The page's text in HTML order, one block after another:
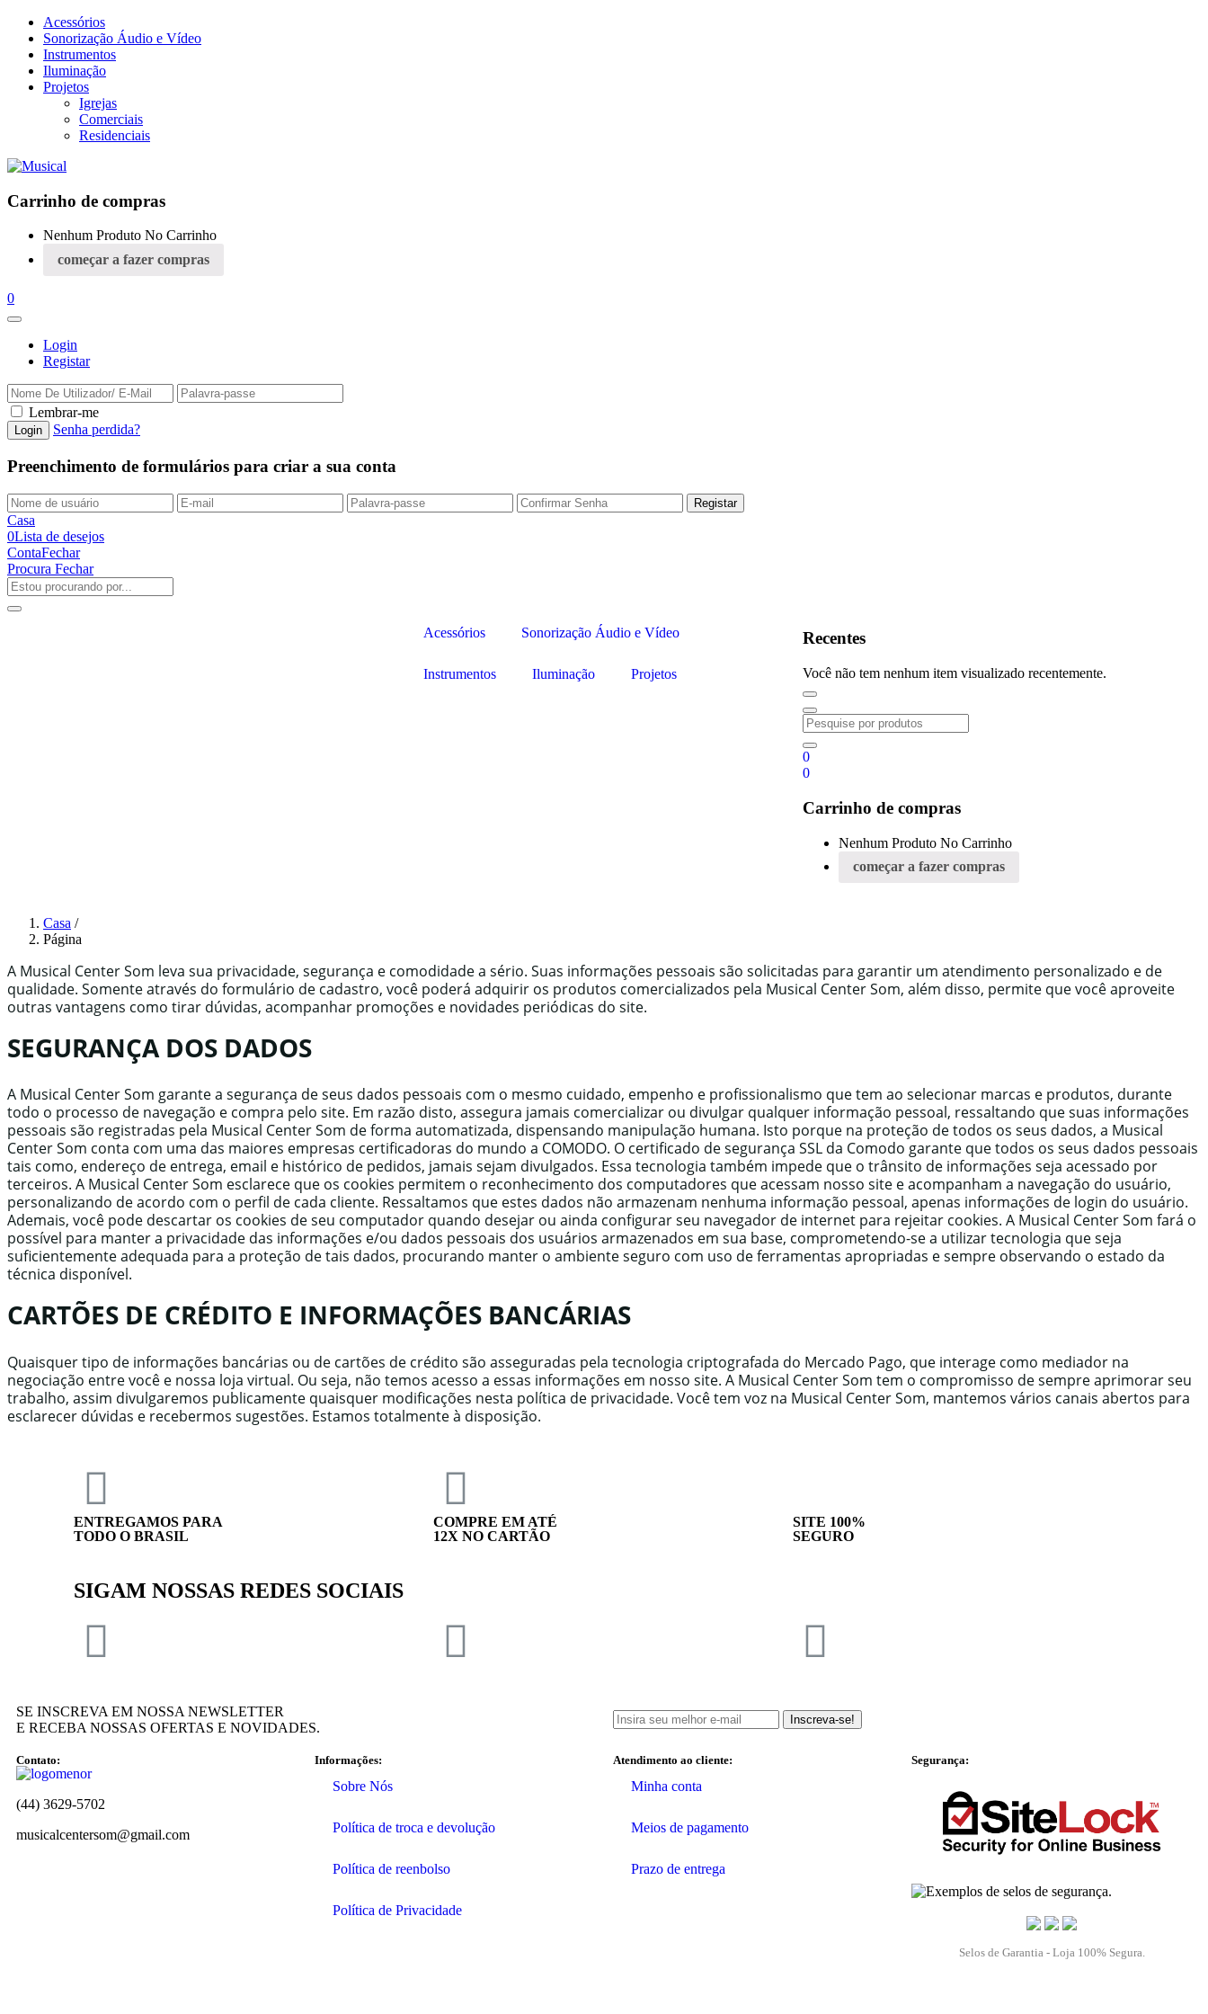
Acessórios
Sonorização Áudio e Vídeo
Instrumentos
Iluminação
Projetos
Igrejas
Comerciais
Residenciais
Carrinho de compras
Nenhum Produto No Carrinho
começar a fazer compras
0
Login
Registar
Lembrar-me
Senha perdida?
Preenchimento de formulários para criar a sua conta
Casa
0Lista de desejos
ContaFechar
Procura Fechar
Acessórios Sonorização Áudio e Vídeo
Instrumentos Iluminação Projetos
Recentes
Você não tem nenhum item visualizado recentemente.
0
0
Carrinho de compras
Nenhum Produto No Carrinho
começar a fazer compras
Casa /
Página
A Musical Center Som leva sua privacidade, segurança e comodidade a sério. Suas informações pessoais são solicitadas para garantir um atendimento personalizado e de
qualidade. Somente através do formulário de cadastro, você poderá adquirir os produtos comercializados pela Musical Center Som, além disso, permite que você aproveite
outras vantagens como tirar dúvidas, acompanhar promoções e novidades periódicas do site.
SEGURANÇA DOS DADOS
A Musical Center Som garante a segurança de seus dados pessoais com o mesmo cuidado, empenho e profissionalismo que tem ao selecionar marcas e produtos, durante
todo o processo de navegação e compra pelo site. Em razão disto, assegura jamais comercializar ou divulgar qualquer informação pessoal, ressaltando que suas informações
pessoais são registradas pela Musical Center Som de forma automatizada, dispensando manipulação humana. Isto porque na proteção de todos os seus dados, a Musical
Center Som conta com uma das maiores empresas certificadoras do mundo a COMODO. O certificado de segurança SSL da Comodo garante que todos os seus dados pessoais
tais como, endereço de entrega, email e histórico de pedidos, jamais sejam divulgados. Essa tecnologia também impede que o trânsito de informações seja acessado por
terceiros. A Musical Center Som esclarece que os cookies permitem o reconhecimento dos computadores que acessam nosso site e acompanham a navegação do usuário,
personalizando de acordo com o perfil de cada cliente. Ressaltamos que estes dados não armazenam nenhuma informação pessoal, apenas informações de login do usuário.
Ademais, você pode descartar os cookies de seu computador quando desejar ou ainda configurar seu navegador de internet para rejeitar cookies. A Musical Center Som fará o
possível para manter a privacidade das informações e/ou dados pessoais dos usuários armazenados em sua base, comprometendo-se a utilizar tecnologia que seja
suficientemente adequada para a proteção de tais dados, procurando manter o ambiente seguro com uso de ferramentas apropriadas e sempre observando o estado da
técnica disponível.
CARTÕES DE CRÉDITO E INFORMAÇÕES BANCÁRIAS
Quaisquer tipo de informações bancárias ou de cartões de crédito são asseguradas pela tecnologia criptografada do Mercado Pago, que interage como mediador na
negociação entre você e nossa loja virtual. Ou seja, não temos acesso a essas informações em nosso site. A Musical Center Som tem o compromisso de sempre aprimorar seu
trabalho, assim divulgaremos publicamente quaisquer modificações nesta política de privacidade. Você tem voz na Musical Center Som, mantemos vários canais abertos para
esclarecer dúvidas e recebermos sugestões. Estamos totalmente à disposição.
ENTREGAMOS PARA
TODO O BRASIL
COMPRE EM ATÉ
12X NO CARTÃO
SITE 100%
SEGURO
SIGAM NOSSAS REDES SOCIAIS
SE INSCREVA EM NOSSA NEWSLETTER
E RECEBA NOSSAS OFERTAS E NOVIDADES.
Inscreva-se!
Contato:
(44) 3629-5702
musicalcentersom@gmail.com
Informações:
Sobre Nós
Política de troca e devolução
Política de reenbolso
Política de Privacidade
Atendimento ao cliente:
Minha conta
Meios de pagamento
Prazo de entrega
Segurança:
Selos de Garantia - Loja 100% Segura.